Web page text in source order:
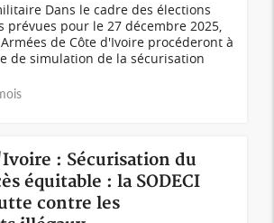
Dans le cadre des élections
prévues pour le 27 décembre 2025,
de Côte d'Ivoire procéderont à
de simulation de la sécurisation
: Sécurisation du
équitable : la SODECI
contre les